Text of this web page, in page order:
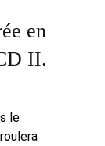
en
II.
le